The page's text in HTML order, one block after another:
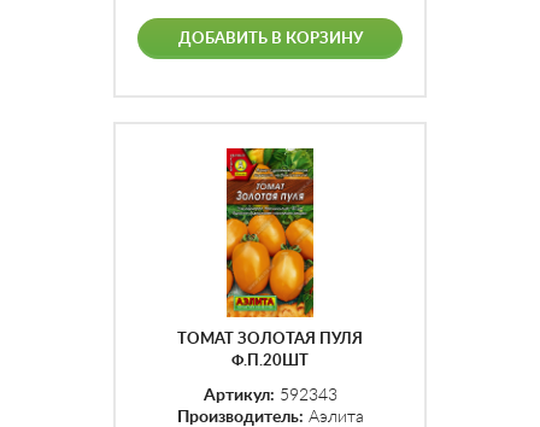
ДОБАВИТЬ В КОРЗИНУ
ТОМАТ ЗОЛОТАЯ ПУЛЯ
Ф.П.20ШТ
Артикул: 592343
Производитель: Аэлита